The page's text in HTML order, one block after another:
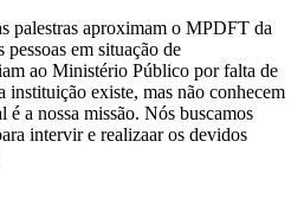
palestras aproximam o MPDFT da
em situação de
ao Ministério Público por falta de
instituição existe, mas não conhecem
a nossa missão. Nós buscamos
intervir e realizaar os devidos